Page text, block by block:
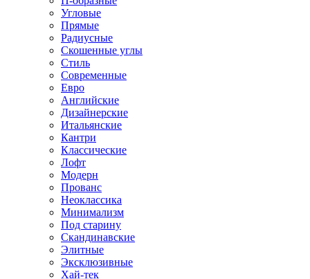
Угловые
Прямые
Радиусные
Скошенные углы
Стиль
Современные
Евро
Английские
Дизайнерские
Итальянские
Кантри
Классические
Лофт
Модерн
Прованс
Неоклассика
Минимализм
Под старину
Скандинавские
Элитные
Эксклюзивные
Хай-тек